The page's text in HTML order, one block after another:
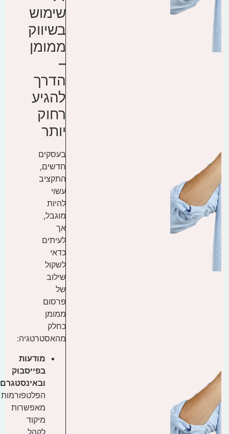
שימוש
בשיווק
ממומן
–
הדרך
להגיע
רחוק
יותר
בעסקים
חדשים,
התקציב
עשוי
להיות
מוגבל,
אך
לעיתים
כדאי
לשקול
שילוב
של
פרסום
ממומן
כחלק
מהאסטרטגיה:
מודעות
בפייסבוק
ובאינסטגרם
הפלטפורמות
מאפשרות
מיקוד
לקהל